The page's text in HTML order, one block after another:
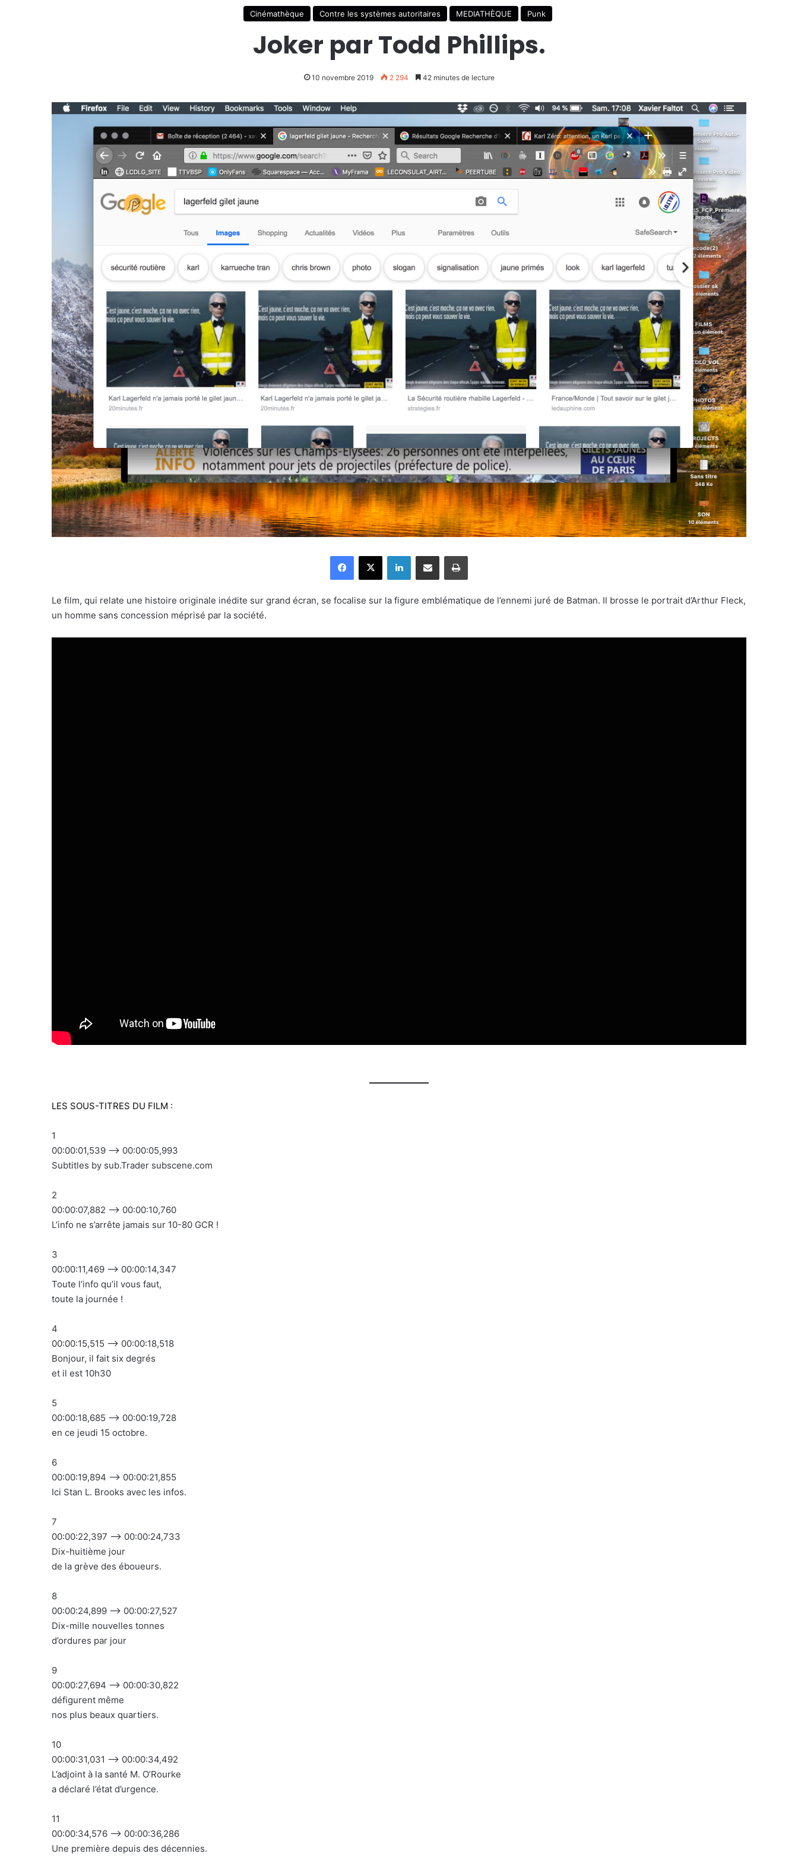
Cinémathèque Contre les systèmes autoritaires MEDIATHÈQUE Punk
Joker par Todd Phillips.
10 novembre 2019 2 294 42 minutes de lecture
Facebook
X LinkedinPartager par email Imprimer
Le film, qui relate une histoire originale inédite sur grand écran, se focalise sur la figure emblématique de l’ennemi juré de Batman. Il brosse le portrait d’Arthur Fleck,
un homme sans concession méprisé par la société.
LES SOUS-TITRES DU FILM :
1
00:00:01,539 –> 00:00:05,993
Subtitles by sub.Trader subscene.com
2
00:00:07,882 –> 00:00:10,760
L’info ne s’arrête jamais sur 10-80 GCR !
3
00:00:11,469 –> 00:00:14,347
Toute l’info qu’il vous faut,
toute la journée !
4
00:00:15,515 –> 00:00:18,518
Bonjour, il fait six degrés
et il est 10h30
5
00:00:18,685 –> 00:00:19,728
en ce jeudi 15 octobre.
6
00:00:19,894 –> 00:00:21,855
Ici Stan L. Brooks avec les infos.
7
00:00:22,397 –> 00:00:24,733
Dix-huitième jour
de la grève des éboueurs.
8
00:00:24,899 –> 00:00:27,527
Dix-mille nouvelles tonnes
d’ordures par jour
9
00:00:27,694 –> 00:00:30,822
défigurent même
nos plus beaux quartiers.
10
00:00:31,031 –> 00:00:34,492
L’adjoint à la santé M. O’Rourke
a déclaré l’état d’urgence.
11
00:00:34,576 –> 00:00:36,286
Une première depuis des décennies.